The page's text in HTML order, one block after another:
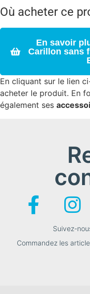
Où acheter ce
En savoir
Carillon sans
En cliquant sur le lien
acheter le produit. En
également ses
Suivez-
Commandez les